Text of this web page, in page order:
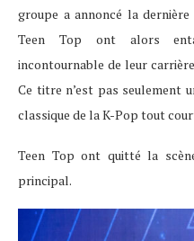
groupe a annoncé la
Teen Top ont alors
incontournable de leur
Ce titre n’est pas seulement
classique de la K-Pop tout
Teen Top ont quitté la
principal.